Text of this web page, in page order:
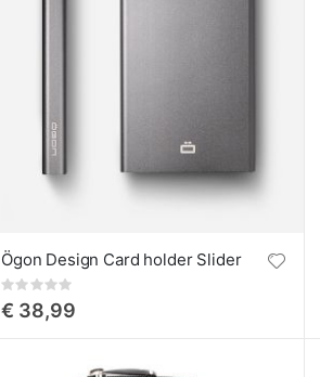
Ögon Design Card holder Slider
Rating:
€ 38,99